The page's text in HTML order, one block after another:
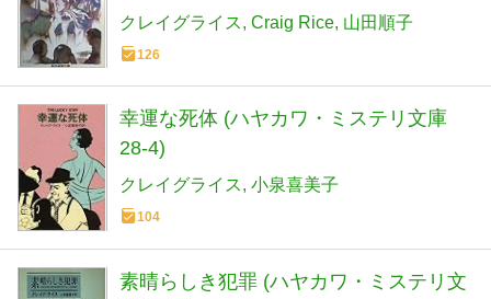
クレイグライス Craig Rice 山田順子
126
幸運な死体 (ハヤカワ・ミステリ文庫
28-4)
クレイグライス 小泉喜美子
104
素晴らしき犯罪 (ハヤカワ・ミステリ文